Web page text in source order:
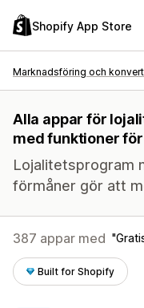
Shopify App Store
Marknadsföring och
Alla appar för
med funktioner
Lojalitetsprogram
förmåner gör att
387 appar med
Built for Shopify